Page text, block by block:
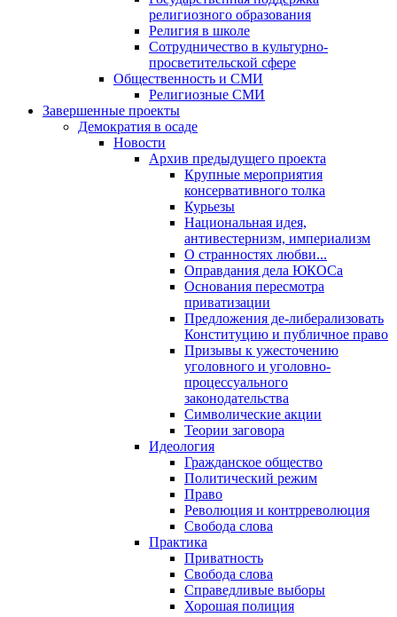
религиозного образования
Религия в школе
Сотрудничество в культурно-
просветительской сфере
Общественность и СМИ
Религиозные СМИ
Завершенные проекты
Демократия в осаде
Новости
Архив предыдущего проекта
Крупные мероприятия
консервативного толка
Курьезы
Национальная идея,
антивестернизм, империализм
О странностях любви...
Оправдания дела ЮКОСа
Основания пересмотра
приватизации
Предложения де-либерализовать
Конституцию и публичное право
Призывы к ужесточению
уголовного и уголовно-
процессуального
законодательства
Символические акции
Теории заговора
Идеология
Гражданское общество
Политический режим
Право
Революция и контрреволюция
Свобода слова
Практика
Приватность
Свобода слова
Справедливые выборы
Хорошая полиция